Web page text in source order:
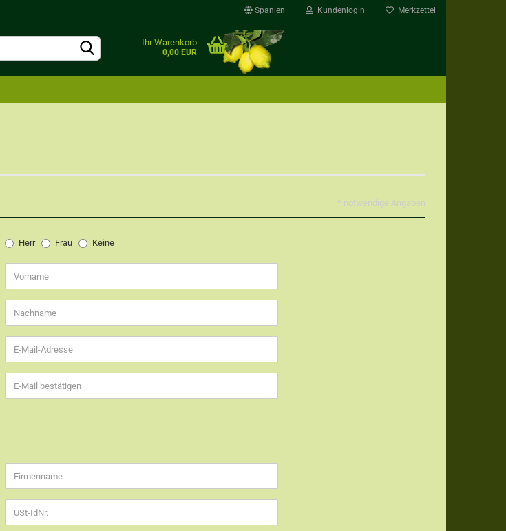
Spanien
Lieferland
Kundenlogin
Passwort vergessen?
Merkzettel
Ihr Warenkorb
0,00 EUR
Herr Frau Keine
* notwendige Angaben